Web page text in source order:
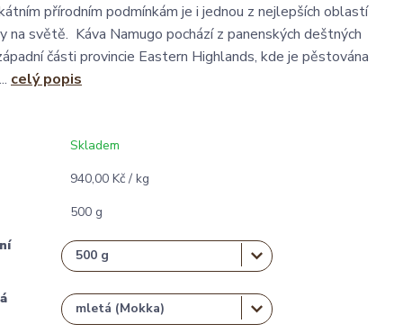
přírodním podmínkám je i jednou z nejlepších oblastí
na světě. Káva Namugo pochází z panenských deštných
části provincie Eastern Highlands, kde je pěstována
celý popis
Skladem
940,00 Kč / kg
500 g